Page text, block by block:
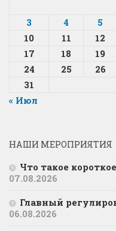
3
4 5
10
11 12
17
18 19
24
25 26
31
« Июл
НАШИ МЕРОПРИЯТИЯ
Что такое
07.08.2026
Главный
06.08.2026